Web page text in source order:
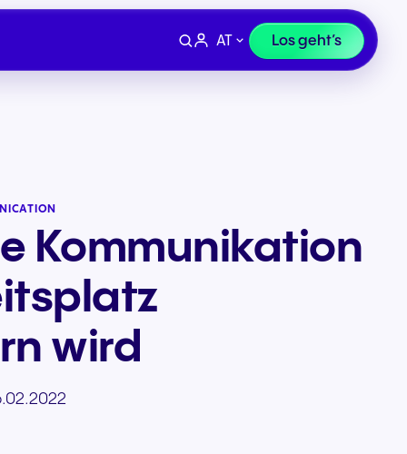
AT Los geht’s
Kommunikation
wird